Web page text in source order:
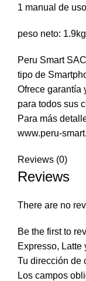
1 manual de
peso neto: 1.9kg
Peru Smart
tipo de
Ofrece garantía
para todos sus
Para más
www.peru-
Reviews (0)
Reviews
There are no
Be the first to
Expresso, Latte
Tu dirección de
Los campos